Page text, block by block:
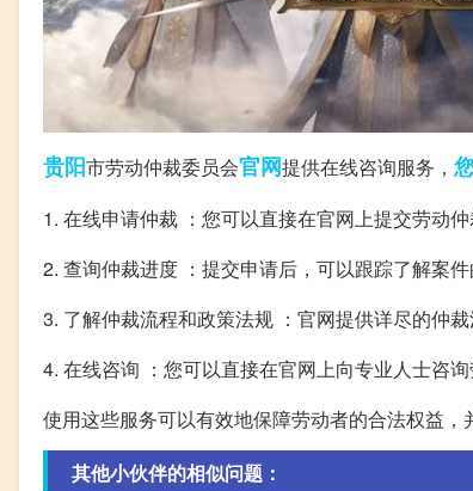
贵阳市劳动仲裁委员会官网提供在线咨询服务，
1. 在线申请仲裁 ：您可以直接在官网上提交劳动仲
2. 查询仲裁进度 ：提交申请后，可以跟踪了解案件
3. 了解仲裁流程和政策法规 ：官网提供详尽的仲
4. 在线咨询 ：您可以直接在官网上向专业人士咨询
使用这些服务可以有效地保障劳动者的合法权益，
其他小伙伴的相似问题：